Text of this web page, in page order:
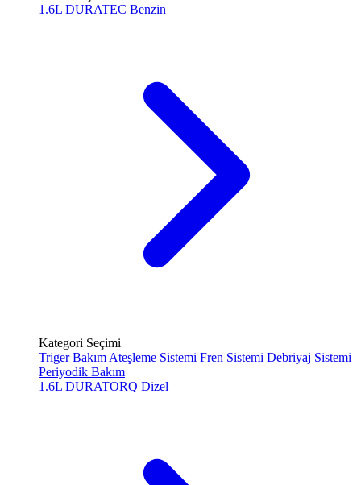
1.6L DURATEC Benzin
Kategori Seçimi
Triger Bakım Ateşleme Sistemi Fren Sistemi Debriyaj Sistemi
Periyodik Bakım
1.6L DURATORQ Dizel